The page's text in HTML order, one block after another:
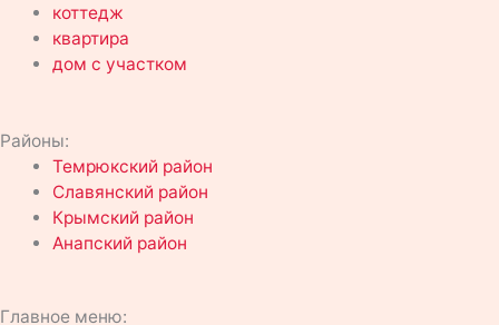
коттедж
квартира
дом с участком
Районы:
Темрюкский район
Славянский район
Крымский район
Анапский район
Главное меню: